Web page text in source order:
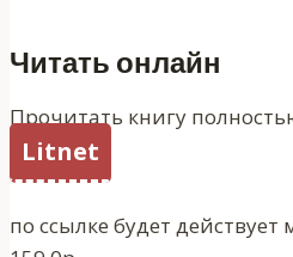
Читать онлайн
Прочитать книгу
Litnet
по ссылке будет